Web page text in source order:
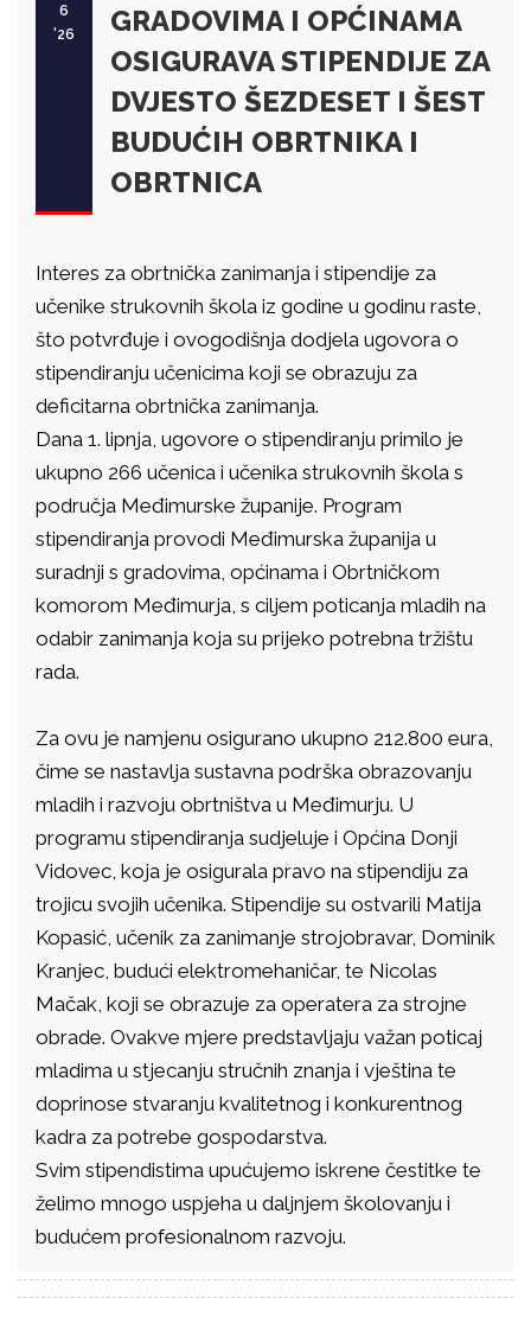
6
'26
GRADOVIMA I OPĆINAMA
OSIGURAVA STIPENDIJE ZA
DVJESTO ŠEZDESET I ŠEST
BUDUĆIH OBRTNIKA I
OBRTNICA
Interes za obrtnička zanimanja i stipendije za
učenike strukovnih škola iz godine u godinu raste,
što potvrđuje i ovogodišnja dodjela ugovora o
stipendiranju učenicima koji se obrazuju za
deficitarna obrtnička zanimanja.
Dana 1. lipnja, ugovore o stipendiranju primilo je
ukupno 266 učenica i učenika strukovnih škola s
područja Međimurske županije. Program
stipendiranja provodi Međimurska županija u
suradnji s gradovima, općinama i Obrtničkom
komorom Međimurja, s ciljem poticanja mladih na
odabir zanimanja koja su prijeko potrebna tržištu
rada.
Za ovu je namjenu osigurano ukupno 212.800 eura,
čime se nastavlja sustavna podrška obrazovanju
mladih i razvoju obrtništva u Međimurju. U
programu stipendiranja sudjeluje i Općina Donji
Vidovec, koja je osigurala pravo na stipendiju za
trojicu svojih učenika. Stipendije su ostvarili Matija
Kopasić, učenik za zanimanje strojobravar, Dominik
Kranjec, budući elektromehaničar, te Nicolas
Mačak, koji se obrazuje za operatera za strojne
obrade. Ovakve mjere predstavljaju važan poticaj
mladima u stjecanju stručnih znanja i vještina te
doprinose stvaranju kvalitetnog i konkurentnog
kadra za potrebe gospodarstva.
Svim stipendistima upućujemo iskrene čestitke te
želimo mnogo uspjeha u daljnjem školovanju i
budućem profesionalnom razvoju.